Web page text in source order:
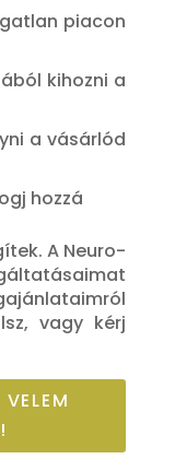
piacon
kihozni a
a vásárlód
hozzá
A Neuro-
vagy kérj